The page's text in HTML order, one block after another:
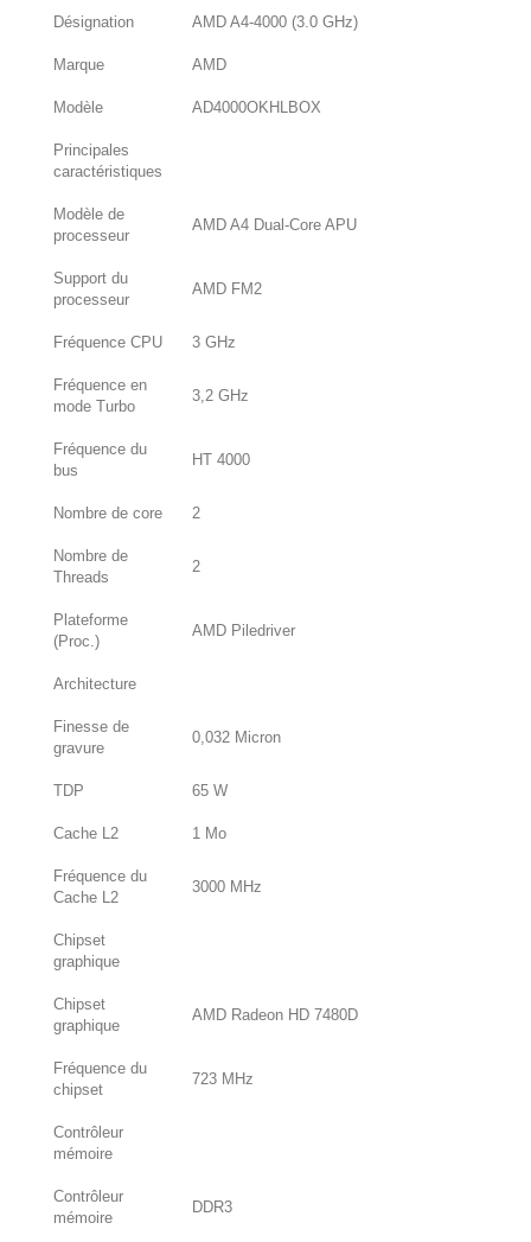
Désignation AMD A4-4000 (3.0 GHz)
Marque AMD
Modèle AD4000OKHLBOX
Principales
caractéristiques
Modèle de
processeur
AMD A4 Dual-Core APU
Support du
processeur
AMD FM2
Fréquence CPU 3 GHz
Fréquence en
mode Turbo
3,2 GHz
Fréquence du
bus
HT 4000
Nombre de core 2
Nombre de
Threads
2
Plateforme
(Proc.)
AMD Piledriver
Architecture
Finesse de
gravure
0,032 Micron
TDP 65 W
Cache L2 1 Mo
Fréquence du
Cache L2
3000 MHz
Chipset
graphique
Chipset
graphique
AMD Radeon HD 7480D
Fréquence du
chipset
723 MHz
Contrôleur
mémoire
Contrôleur
mémoire
DDR3